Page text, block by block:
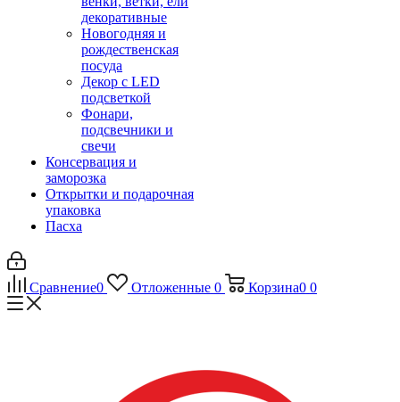
декоративные
Новогодняя и
рождественская
посуда
Декор с LED
подсветкой
Фонари,
подсвечники и
свечи
Консервация и
заморозка
Открытки и подарочная
упаковка
Пасха
Сравнение0 Отложенные 0 Корзина0 0